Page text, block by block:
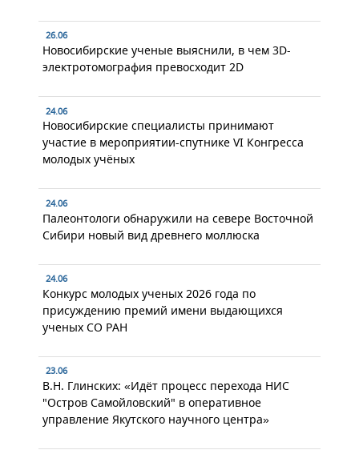
26.06
Новосибирские ученые выяснили, в чем 3D-
электротомография превосходит 2D
24.06
Новосибирские специалисты принимают
участие в мероприятии-спутнике VI Конгресса
молодых учёных
24.06
Палеонтологи обнаружили на севере Восточной
Сибири новый вид древнего моллюска
24.06
Конкурс молодых ученых 2026 года по
присуждению премий имени выдающихся
ученых СО РАН
23.06
В.Н. Глинских: «Идёт процесс перехода НИС
"Остров Самойловский" в оперативное
управление Якутского научного центра»